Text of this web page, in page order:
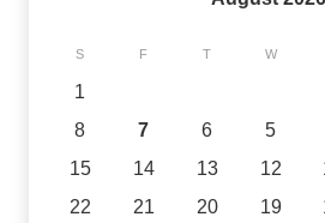
W
T
F
S
1
5
6
7
8
12
13
14
15
19
20
21
22